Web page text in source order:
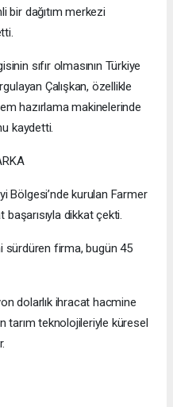
bir dağıtım merkezi
sıfır olmasının Türkiye
Çalışkan, özellikle
hazırlama makinelerinde
kaydetti.
Bölgesi’nde kurulan Farmer
dikkat çekti.
sürdüren firma, bugün 45
dolarlık ihracat hacmine
tarım teknolojileriyle küresel